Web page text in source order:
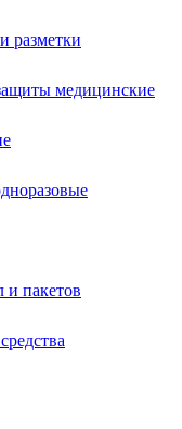
разметки
медицинские
и пакетов